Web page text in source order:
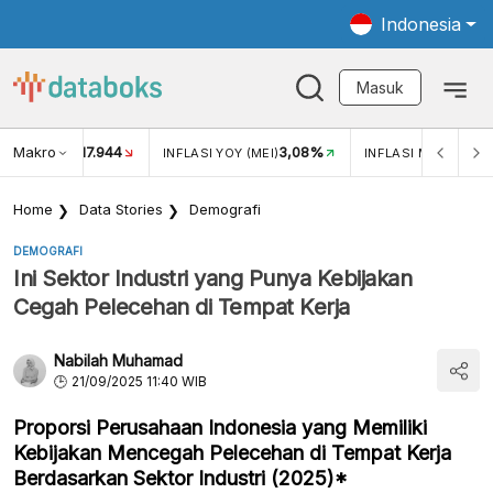
Indonesia
Masuk
Makro
USD/IDR 17.944 INFLASI YOY (MEI)3,08% INFLASI MOM (MEI)
Home Data Stories Demografi
DEMOGRAFI
Ini Sektor Industri yang Punya Kebijakan
Cegah Pelecehan di Tempat Kerja
Nabilah Muhamad
21/09/2025 11:40 WIB
Proporsi Perusahaan Indonesia yang Memiliki
Kebijakan Mencegah Pelecehan di Tempat Kerja
Berdasarkan Sektor Industri (2025)*